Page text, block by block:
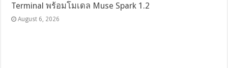
Terminal พร้อมโมเดล Muse Spark 1.2
August 6, 2026